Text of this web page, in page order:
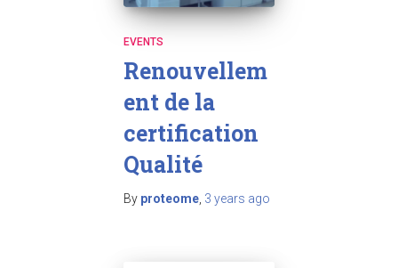
EVENTS
Renouvellem
ent de la
certification
Qualité
By proteome 3 years ago